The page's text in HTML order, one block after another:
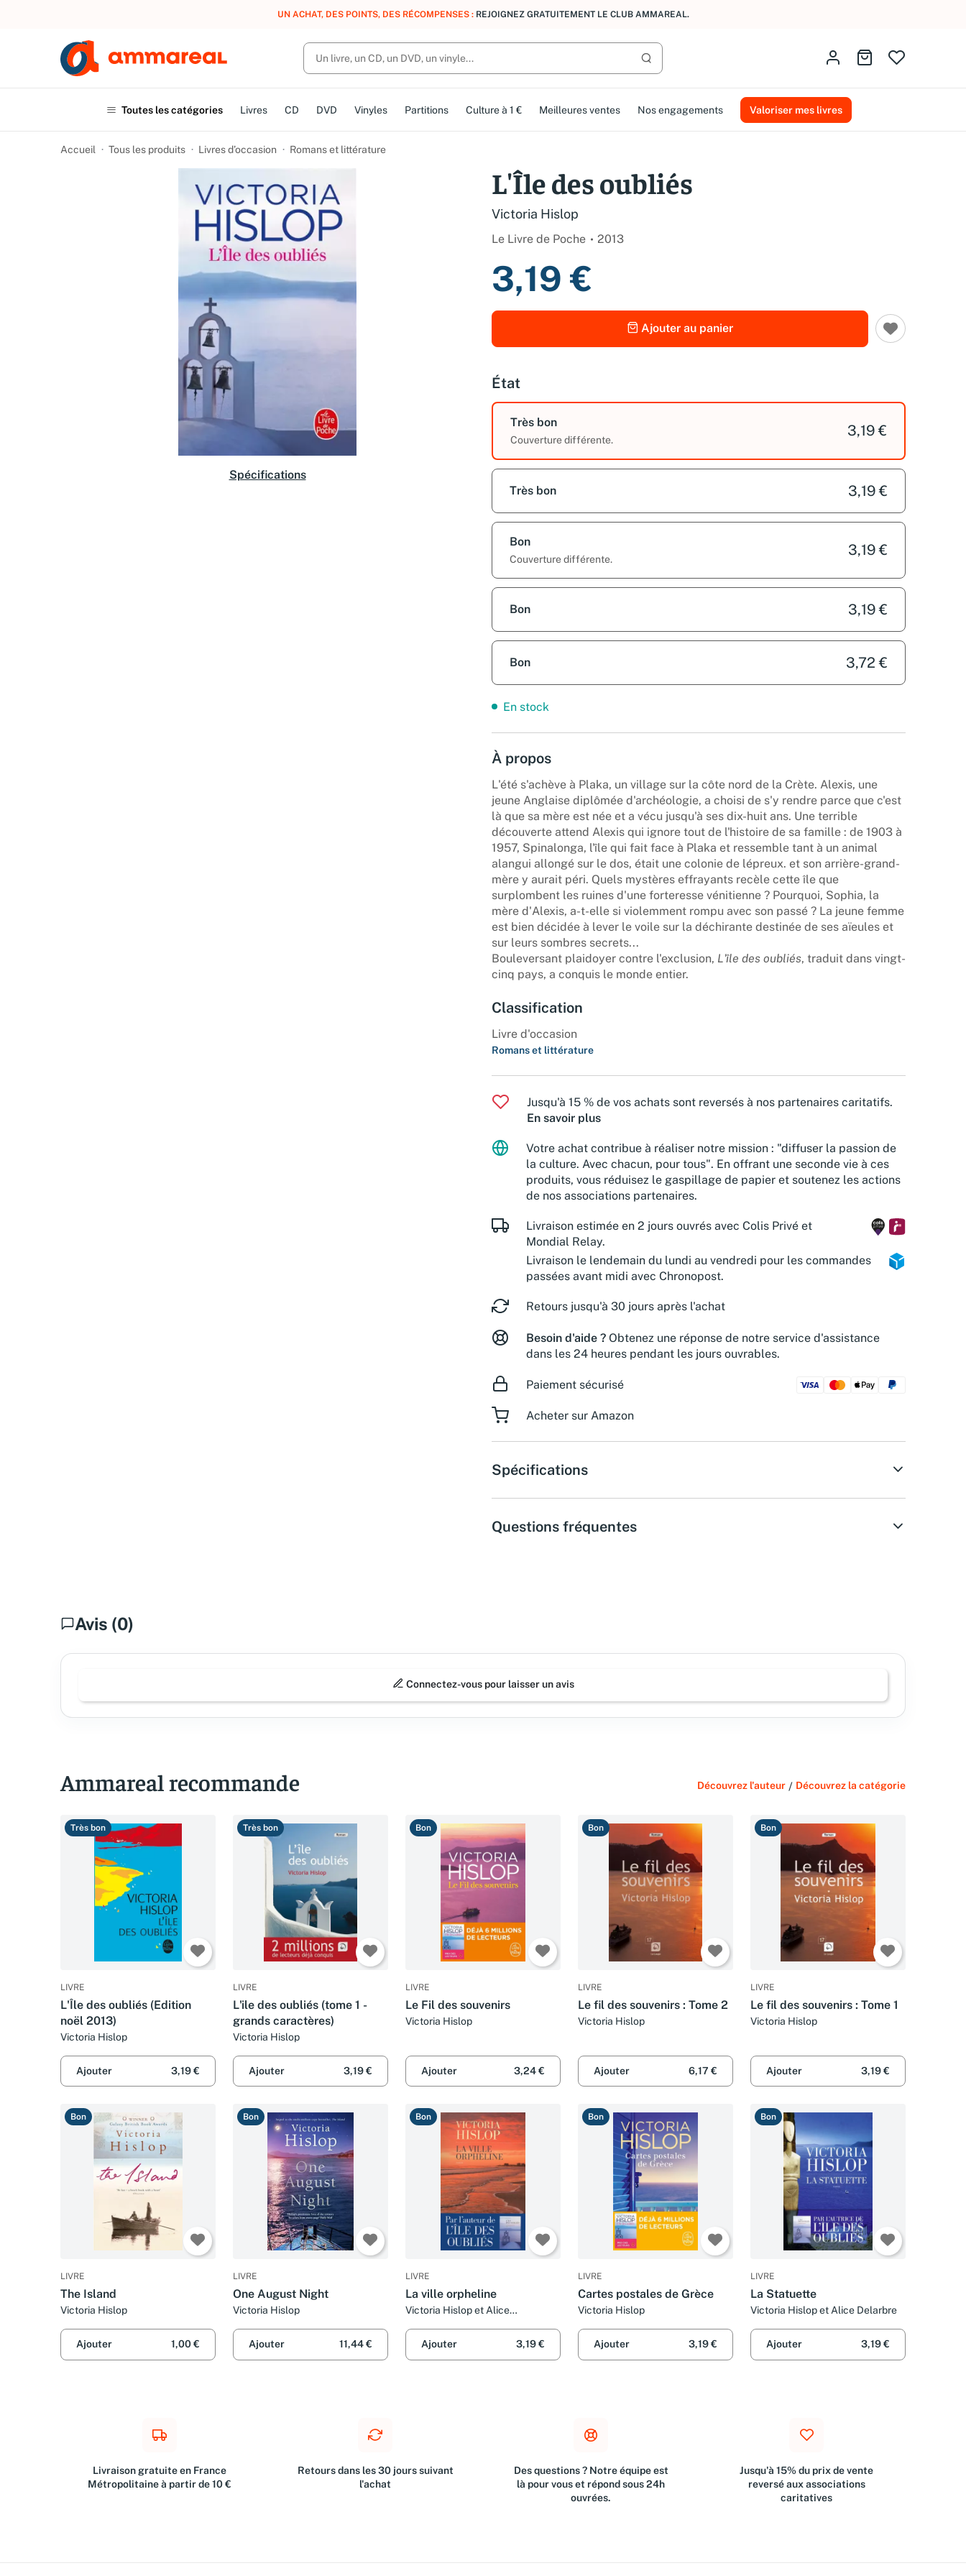
UN ACHAT, DES POINTS, DES RÉCOMPENSES : REJOIGNEZ GRATUITEMENT LE CLUB AMMAREAL.
Lancer la recherche
Identifiez-vousAller au panier
Toutes les catégories Livres CD DVD Vinyles Partitions Culture à 1 € Meilleures ventes Nos engagements Valoriser mes livres
Accueil Tous les produits Livres d’occasion Romans et littérature
Spécifications
L'Île des oubliés
Victoria Hislop
Le Livre de Poche 2013
3,19 €
Ajouter au panier
État
Très bon
Couverture différente.
3,19 €
Très bon 3,19 €
Bon
Couverture différente.
3,19 €
Bon 3,19 €
Bon 3,72 €
En stock
À propos
L'été s'achève à Plaka, un village sur la côte nord de la Crète. Alexis, une
jeune Anglaise diplômée d'archéologie, a choisi de s'y rendre parce que c'est
là que sa mère est née et a vécu jusqu'à ses dix-huit ans. Une terrible
découverte attend Alexis qui ignore tout de l'histoire de sa famille : de 1903 à
1957, Spinalonga, l'île qui fait face à Plaka et ressemble tant à un animal
alangui allongé sur le dos, était une colonie de lépreux. et son arrière-grand-
mère y aurait péri. Quels mystères effrayants recèle cette île que
surplombent les ruines d'une forteresse vénitienne ? Pourquoi, Sophia, la
mère d'Alexis, a-t-elle si violemment rompu avec son passé ? La jeune femme
est bien décidée à lever le voile sur la déchirante destinée de ses aïeules et
sur leurs sombres secrets...
Bouleversant plaidoyer contre l'exclusion, L'île des oubliés, traduit dans vingt-
cinq pays, a conquis le monde entier.
Classification
Livre d'occasion
Romans et littérature
Jusqu'à 15 % de vos achats sont reversés à nos partenaires caritatifs.
En savoir plus
Votre achat contribue à réaliser notre mission : "diffuser la passion de
la culture. Avec chacun, pour tous". En offrant une seconde vie à ces
produits, vous réduisez le gaspillage de papier et soutenez les actions
de nos associations partenaires.
Livraison estimée en 2 jours ouvrés avec Colis Privé et
Mondial Relay.
Livraison le lendemain du lundi au vendredi pour les commandes
passées avant midi avec Chronopost.
Retours jusqu'à 30 jours après l'achat
Besoin d'aide ? Obtenez une réponse de notre service d'assistance
dans les 24 heures pendant les jours ouvrables.
Paiement sécurisé
Acheter sur Amazon
Spécifications
Questions fréquentes
Avis (0)
Connectez-vous pour laisser un avis
Ammareal recommande Découvrez l'auteur / Découvrez la catégorie
Très bon
LIVRE
L'Île des oubliés (Edition
noël 2013)
Victoria Hislop
Ajouter 3,19 €
Très bon
LIVRE
L'ile des oubliés (tome 1 -
grands caractères)
Victoria Hislop
Ajouter 3,19 €
Bon
LIVRE
Le Fil des souvenirs
Victoria Hislop
Ajouter 3,24 €
Bon
LIVRE
Le fil des souvenirs : Tome 2
Victoria Hislop
Ajouter 6,17 €
Bon
LIVRE
Le fil des souvenirs : Tome 1
Victoria Hislop
Ajouter 3,19 €
Bon
LIVRE
The Island
Victoria Hislop
Ajouter 1,00 €
Bon
LIVRE
One August Night
Victoria Hislop
Ajouter 11,44 €
Bon
LIVRE
La ville orpheline
Victoria Hislop et Alice
Ajouter
3,19 €
Bon
LIVRE
Cartes postales de Grèce
Victoria Hislop
Ajouter 3,19 €
Bon
LIVRE
La Statuette
Victoria Hislop et Alice Delarbre
Ajouter 3,19 €
Livraison gratuite en France
Métropolitaine à partir de 10 €
Retours dans les 30 jours suivant
l'achat
Des questions ? Notre équipe est
là pour vous et répond sous 24h
ouvrées.
Jusqu'à 15% du prix de vente
reversé aux associations
caritatives